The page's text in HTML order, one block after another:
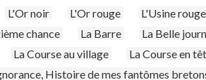
L'Or noir L'Or rouge L'Usine rouge
chance
La Barre La Belle
La Course au village
La Course en
Histoire de mes fantômes